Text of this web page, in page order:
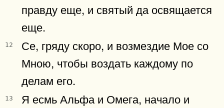
правду еще, и святый да освящается
еще.
12
Се, гряду скоро, и возмездие Мое со
Мною, чтобы воздать каждому по
делам его.
13
Я есмь Альфа и Омега, начало и